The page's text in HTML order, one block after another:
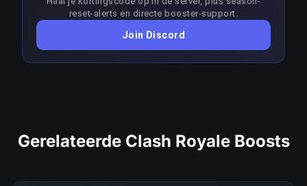
de doelrank. Boosters passen hun aanpak per
patch aan om de meta voor te blijven; elke
aanhoudende terugval in prestaties leidt direct
reset-alerts en directe booster-support.
Join Discord
Gerelateerde Clash Royale Boosts